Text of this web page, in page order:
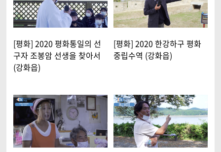
[평화] 2020 평화통일의 선
구자 조봉암 선생을 찾아서
(강화읍)
[평화] 2020 한강하구 평화
중립수역 (강화읍)